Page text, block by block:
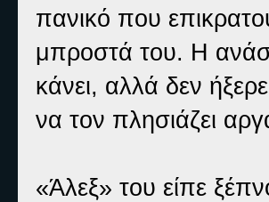
πανικό που
μπροστά του. Η
κάνει, αλλά δεν
να τον πλησιάζει
«Άλεξ» του είπε